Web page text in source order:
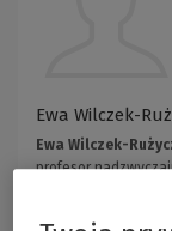
Ewa Wilczek-
Ewa Wilczek-
profesor